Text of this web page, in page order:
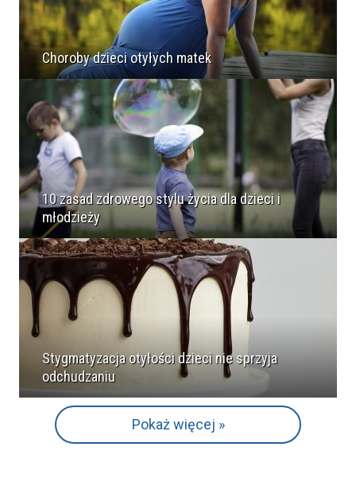
Choroby dzieci otyłych matek
10 zasad zdrowego stylu życia dla dzieci i
młodzieży
Stygmatyzacja otyłości dzieci nie sprzyja
odchudzaniu
Pokaż więcej »